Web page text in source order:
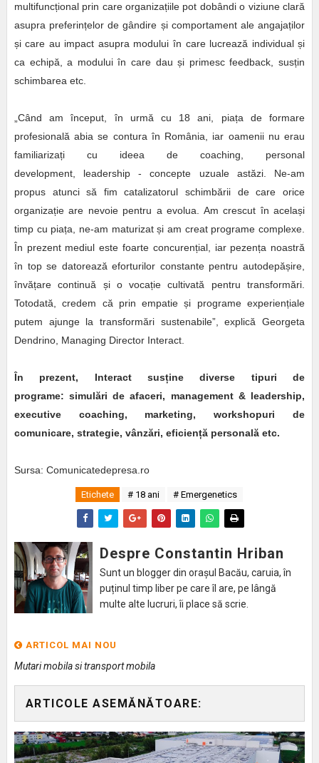
multifuncțional prin care organizațiile pot dobândi o viziune clară
asupra preferințelor de gândire și comportament ale angajaților
și care au impact asupra modului în care lucrează individual și
ca echipă, a modului în care dau și primesc feedback, susțin
schimbarea etc.
„Când am început, în urmă cu 18 ani, piața de formare
profesională abia se contura în România, iar oamenii nu erau
familiarizați cu ideea de coaching, personal
development, leadership - concepte uzuale astăzi. Ne-am
propus atunci să fim catalizatorul schimbării de care orice
organizație are nevoie pentru a evolua. Am crescut în același
timp cu piața, ne-am maturizat și am creat programe complexe.
În prezent mediul este foarte concurențial, iar pezența noastră
în top se datorează eforturilor constante pentru autodepășire,
învățare continuă și o vocație cultivată pentru transformări.
Totodată, credem că prin empatie și programe experiențiale
putem ajunge la transformări sustenabile”, explică Georgeta
Dendrino, Managing Director Interact.
În prezent, Interact susține diverse tipuri de
programe: simulări de afaceri, management & leadership,
executive coaching, marketing, workshopuri de
comunicare, strategie, vânzări, eficiență personală etc.
Sursa: Comunicatedepresa.ro
Etichete # 18 ani # Emergenetics
Despre Constantin Hriban
Sunt un blogger din orașul Bacău, caruia, în
puținul timp liber pe care îl are, pe lângă
multe alte lucruri, îi place să scrie.
ARTICOL MAI NOU
Mutari mobila si transport mobila
ARTICOLE ASEMĂNĂTOARE: